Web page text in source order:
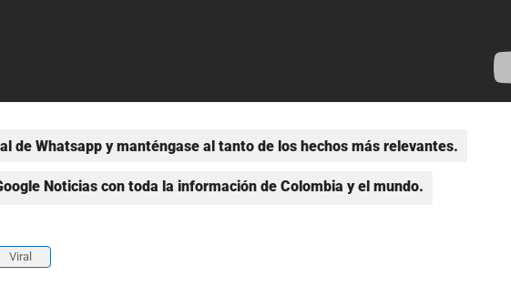
de Whatsapp y manténgase al tanto de los hechos más relevantes.
Noticias con toda la información de Colombia y el mundo.
Viral